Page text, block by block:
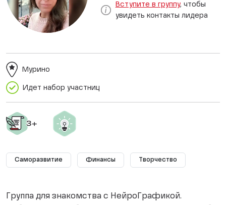
Вступите в группу, чтобы
увидеть контакты лидера
Идет набор участниц
Мурино
Саморазвитие Финансы Творчество
Группа для знакомства с НейроГрафикой.